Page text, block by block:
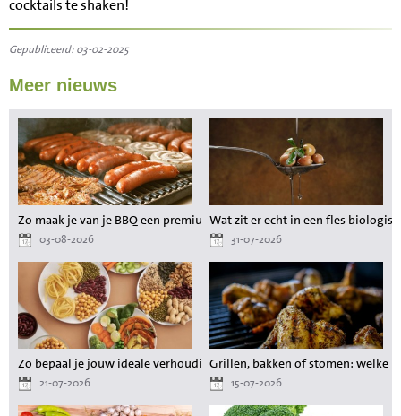
cocktails te shaken!
Gepubliceerd: 03-02-2025
Meer nieuws
Zo maak je van je BBQ een premium maaltijd zonder gedoe
03-08-2026
Wat zit er echt in een fles
31-07-2026
Zo bepaal je jouw ideale verhouding aan voedingsstoffen tijdens het
21-07-2026
Grillen, bakken of stomen: welke
15-07-2026